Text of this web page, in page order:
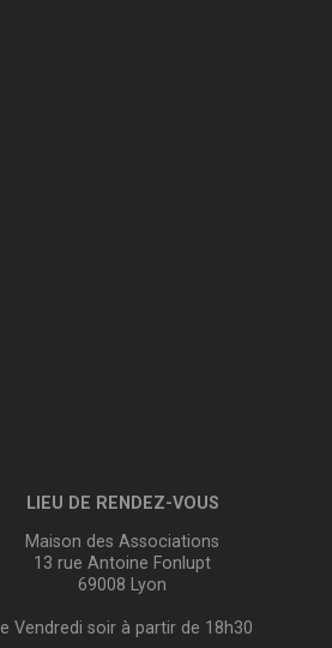
LIEU DE RENDEZ-VOUS
Maison des Associations
13 rue Antoine Fonlupt
69008 Lyon
Le Vendredi soir à partir de 18h30